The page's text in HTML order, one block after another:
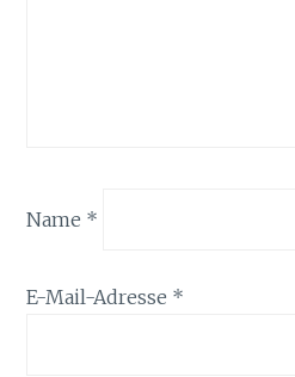
Name *
E-Mail-Adresse *